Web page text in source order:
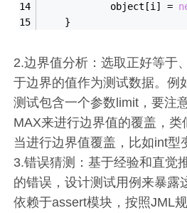
            object[i]
=
    }
2.边界值分析：选取正好等于
于边界的值作为测试数据。例
测试包含一个参数limit，要注
MAX来进行边界值的覆盖，类
当进行边界值覆盖，比如int型
3.错误猜测：基于经验和直觉
的错误，设计测试用例来暴露
依赖于assert模块，按照JML规